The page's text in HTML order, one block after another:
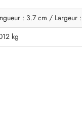
: 3.7 cm / Largeur
kg